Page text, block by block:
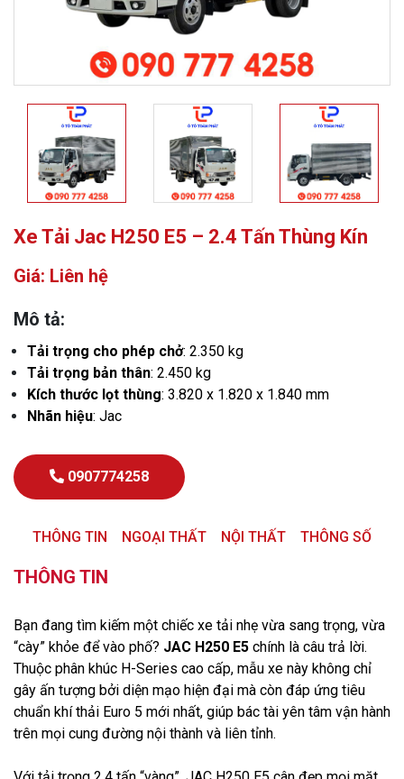
Xe Tải Jac H250 E5 – 2.4 Tấn Thùng Kín
Giá: Liên hệ
Mô tả:
Tải trọng cho phép chở: 2.350 kg
Tải trọng bản thân: 2.450 kg
Kích thước lọt thùng: 3.820 x 1.820 x 1.840 mm
Nhãn hiệu: Jac
0907774258
THÔNG TIN NGOẠI THẤT NỘI THẤT THÔNG SỐ
THÔNG TIN
Bạn đang tìm kiếm một chiếc xe tải nhẹ vừa sang trọng, vừa
“cày” khỏe để vào phố? JAC H250 E5 chính là câu trả lời.
Thuộc phân khúc H-Series cao cấp, mẫu xe này không chỉ
gây ấn tượng bởi diện mạo hiện đại mà còn đáp ứng tiêu
chuẩn khí thải Euro 5 mới nhất, giúp bác tài yên tâm vận hành
trên mọi cung đường nội thành và liên tỉnh.